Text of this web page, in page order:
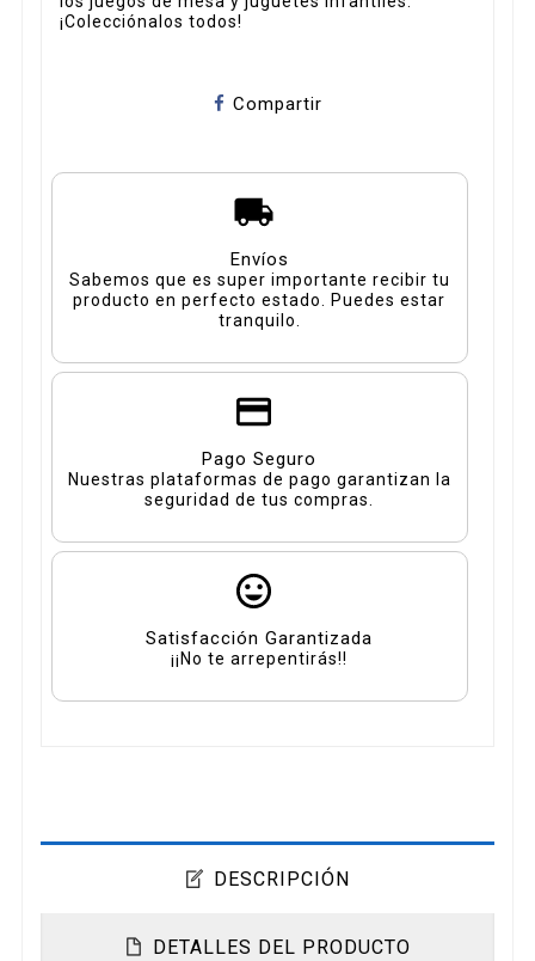
¡Colecciónalos todos!
Compartir
Envíos
Sabemos que es super importante recibir tu
producto en perfecto estado. Puedes estar
tranquilo.
Pago Seguro
Nuestras plataformas de pago garantizan la
seguridad de tus compras.
Satisfacción Garantizada
¡¡No te arrepentirás!!
DESCRIPCIÓN
DETALLES DEL PRODUCTO